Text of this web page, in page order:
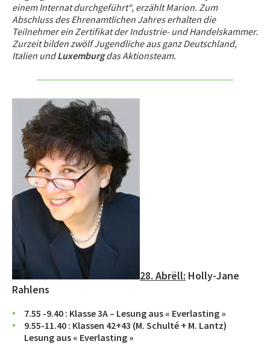
einem Internat durchgeführt“, erzählt Marion. Zum
Abschluss des Ehrenamtlichen Jahres erhalten die
Teilnehmer ein Zertifikat der Industrie- und Handelskammer.
Zurzeit bilden zwölf Jugendliche aus ganz Deutschland,
Italien undLuxemburgdas Aktionsteam.
28. Abrëll: Holly-Jane
Rahlens
7.55 -9.40 : Klasse 3A – Lesung aus « Everlasting »
9.55-11.40 : Klassen 42+43 (M. Schulté + M. Lantz)
Lesung aus « Everlasting »